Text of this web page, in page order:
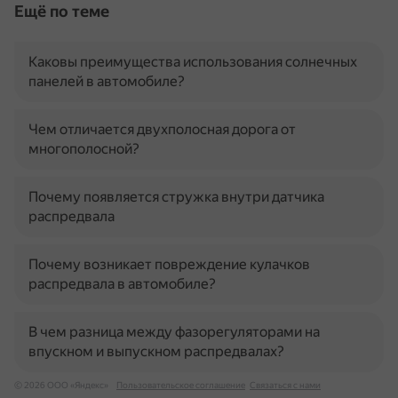
Ещё по теме
Каковы преимущества использования солнечных
панелей в автомобиле?
Чем отличается двухполосная дорога от
многополосной?
Почему появляется стружка внутри датчика
распредвала
Почему возникает повреждение кулачков
распредвала в автомобиле?
В чем разница между фазорегуляторами на
впускном и выпускном распредвалах?
© 2026 ООО «Яндекс» Пользовательское соглашение Связаться с нами